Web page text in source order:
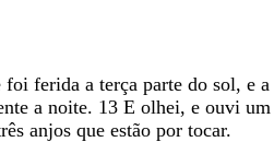
foi ferida a terça parte do sol, e a
a noite. 13 E olhei, e ouvi um
anjos que estão por tocar.